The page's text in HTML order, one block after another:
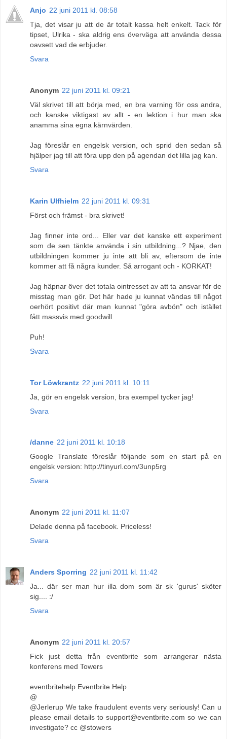
Anjo 22 juni 2011 kl. 08:58
Tja, det visar ju att de är totalt kassa helt enkelt. Tack för
tipset, Ulrika - ska aldrig ens överväga att använda dessa
oavsett vad de erbjuder.
Svara
Anonym 22 juni 2011 kl. 09:21
Väl skrivet till att börja med, en bra varning för oss andra,
och kanske viktigast av allt - en lektion i hur man ska
anamma sina egna kärnvärden.
Jag föreslår en engelsk version, och sprid den sedan så
hjälper jag till att föra upp den på agendan det lilla jag kan.
Svara
Karin Ulfhielm 22 juni 2011 kl. 09:31
Först och främst - bra skrivet!
Jag finner inte ord... Eller var det kanske ett experiment
som de sen tänkte använda i sin utbildning...? Njae, den
utbildningen kommer ju inte att bli av, eftersom de inte
kommer att få några kunder. Så arrogant och - KORKAT!
Jag häpnar över det totala ointresset av att ta ansvar för de
misstag man gör. Det här hade ju kunnat vändas till något
oerhört positivt där man kunnat "göra avbön" och istället
fått massvis med goodwill.
Puh!
Svara
Tor Löwkrantz 22 juni 2011 kl. 10:11
Ja, gör en engelsk version, bra exempel tycker jag!
Svara
/danne 22 juni 2011 kl. 10:18
Google Translate föreslår följande som en start på en
engelsk version: http://tinyurl.com/3unp5rg
Svara
Anonym 22 juni 2011 kl. 11:07
Delade denna på facebook. Priceless!
Svara
Anders Sporring 22 juni 2011 kl. 11:42
Ja... där ser man hur illa dom som är sk 'gurus' sköter
sig.... :/
Svara
Anonym 22 juni 2011 kl. 20:57
Fick just detta från eventbrite som arrangerar nästa
konferens med Towers
eventbritehelp Eventbrite Help
@
@Jerlerup We take fraudulent events very seriously! Can u
please email details to support@eventbrite.com so we can
investigate? cc @stowers